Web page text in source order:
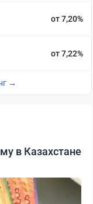
от 7,20%
от 7,22%
→
в Казахстане